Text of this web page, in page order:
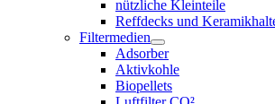
nützliche Kleinteile
Reffdecks und
Filtermedien
Adsorber
Aktivkohle
Biopellets